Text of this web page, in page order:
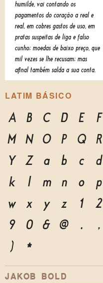
humilde, vai contando os
pagamentos do coração a real e
real, em cobres gastos de uso, em
pratas suspeitas de liga e falso
cunho; moedas de baixo preço, que
mil vezes se lhe recusam; mas
afinal também salda a sua conta.
LATIM BÁSICO
A B C D E F
M N O P Q R
Y Z a b c d
k
l m n o p
w x y z 1 2
9
0 & @ . ,
)
*
JAKOB BOLD